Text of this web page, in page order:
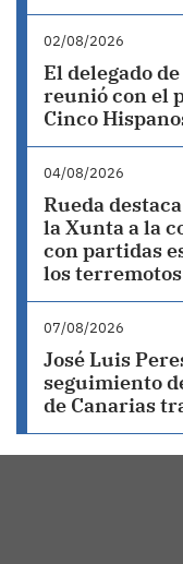
02/08/2026
El delegado
reunió con el
Cinco
04/08/2026
Rueda
la Xunta a la
con partidas
los terremotos
07/08/2026
José Luis
seguimiento
de Canarias